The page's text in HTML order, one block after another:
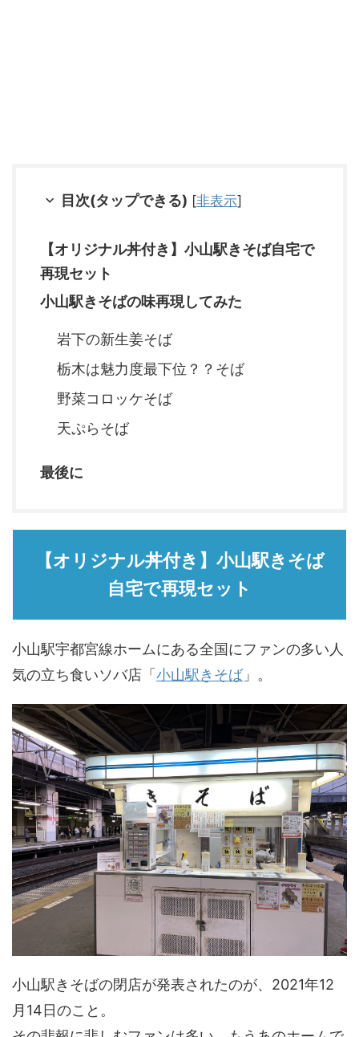
目次(タップできる) [非表示]
【オリジナル丼付き】小山駅きそば自宅で
再現セット
小山駅きそばの味再現してみた
岩下の新生姜そば
栃木は魅力度最下位？？そば
野菜コロッケそば
天ぷらそば
最後に
【オリジナル丼付き】小山駅きそば
自宅で再現セット
小山駅宇都宮線ホームにある全国にファンの多い人
気の立ち食いソバ店「 小山駅きそば」。
小山駅きそばの閉店が発表されたのが、2021年12
月14日のこと。